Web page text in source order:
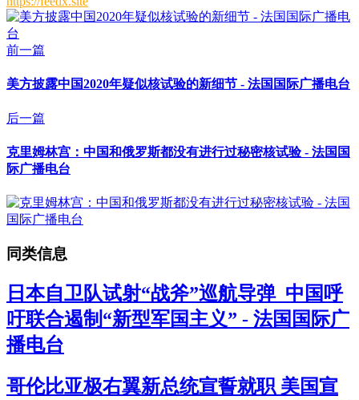
前一篇
美方披露中国2020年疑似核试验的新细节 - 法国国际广播电台
后一篇
克里姆林宫：中国和俄罗斯都没有进行过秘密核试验 - 法国国
际广播电台
同类信息
日本自卫队试射“战斧”巡航导弹 中国呼
吁联合遏制“新型军国主义” - 法国国际广
播电台
哥伦比亚极右翼新总统宣誓就职 美国宣